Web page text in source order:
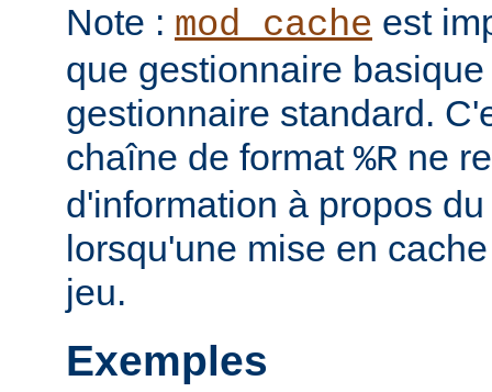
Note : mod_cache est
que gestionnaire
gestionnaire standard.
chaîne de format %R ne
d'information à propos
lorsqu'une mise en
jeu.
Exemples